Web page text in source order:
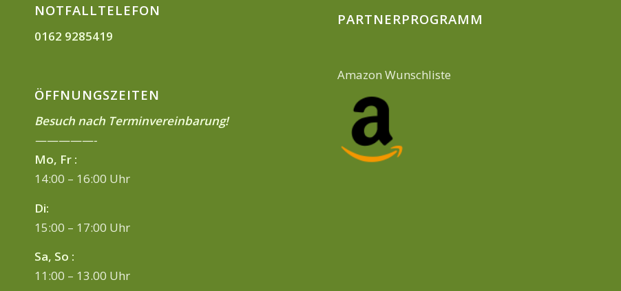
NOTFALLTELEFON
0162 9285419
ÖFFNUNGSZEITEN
Besuch nach Terminvereinbarung!
—————-
Mo, Fr :
14:00 – 16:00 Uhr
Di:
15:00 – 17:00 Uhr
Sa, So :
11:00 – 13.00 Uhr
PARTNERPROGRAMM
Amazon Wunschliste